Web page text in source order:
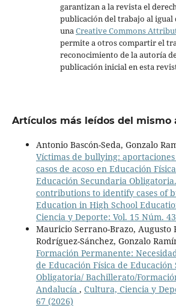
garantizan a la revista el
publicación del trabajo al igual
unaCreative Commons
permite a otros compartir el
reconocimiento de la autoría
publicación inicial en esta
Artículos más leídos del mismo
Antonio Bascón-Seda, Gonzalo
Víctimas de bullying:
casos de acoso en Educación
Educación Secundaria
contributions to identify cases of
Education in High School
Ciencia y Deporte: Vol. 15 Núm.
Mauricio Serrano-Brazo, Augusto
Rodríguez-Sánchez, Gonzalo
Formación Permanente:
de Educación Física de
Obligatoria/ Bachillerato/
Andalucía , Cultura, Ciencia y
67 (2026)